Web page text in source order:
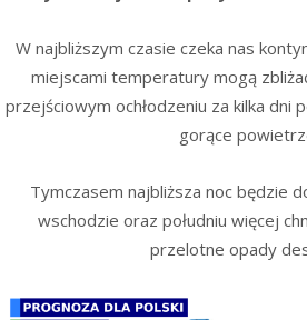
W najbliższym czasie czeka nas
miejscami temperatury mogą
przejściowym ochłodzeniu za kilka dni
gorące
Tymczasem najbliższa noc będzie
wschodzie oraz południu więcej
przelotne opady